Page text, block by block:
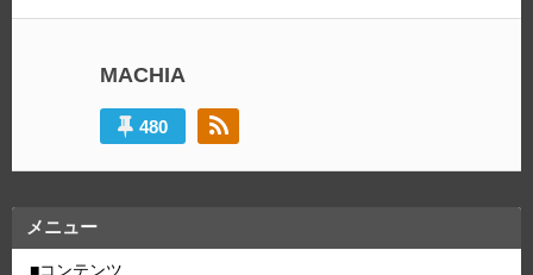
MACHIA
480
メニュー
■コンテンツ